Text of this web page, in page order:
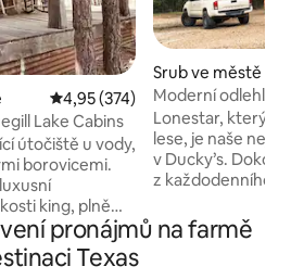
Průměrné hodnocení 4,95 z 5,
4,95 (374)
Lake Cabins
útočiště u vody,
borovicemi.
king, plně
vanou na
se vším, co
pohodlnou
Srub ve městě
Moderní odlehlý
výhledem do
Lonestar, který
lese, je naše
v Ducky’s.
z každodenního
a všechny
plně vybavená
pronájmů na farmě
Texas